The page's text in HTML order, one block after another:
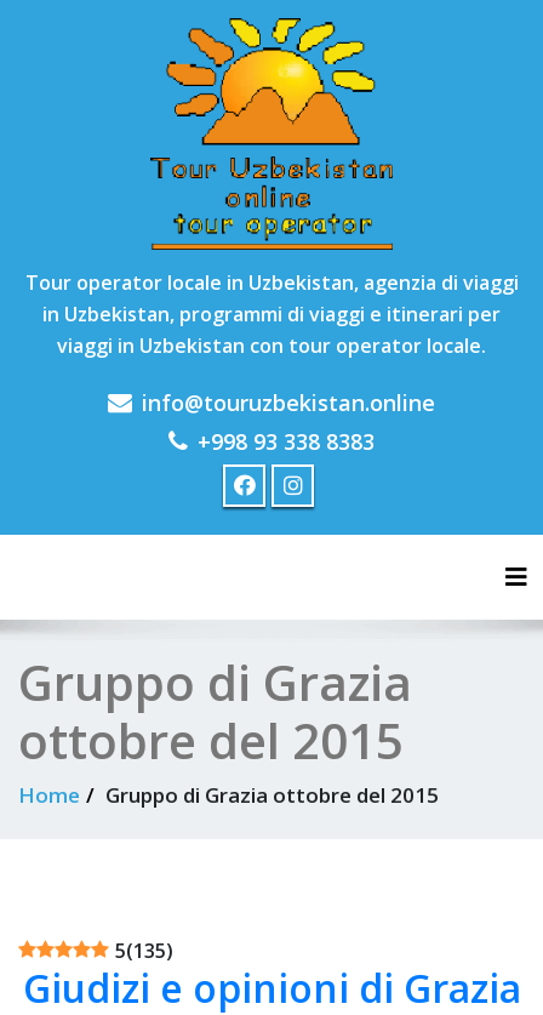
Tour operator locale in Uzbekistan, agenzia di viaggi
in Uzbekistan, programmi di viaggi e itinerari per
viaggi in Uzbekistan con tour operator locale.
info@touruzbekistan.online
+998 93 338 8383
Gruppo di Grazia
ottobre del 2015
Home Gruppo di Grazia ottobre del 2015
5(135)
Giudizi e opinioni di Grazia